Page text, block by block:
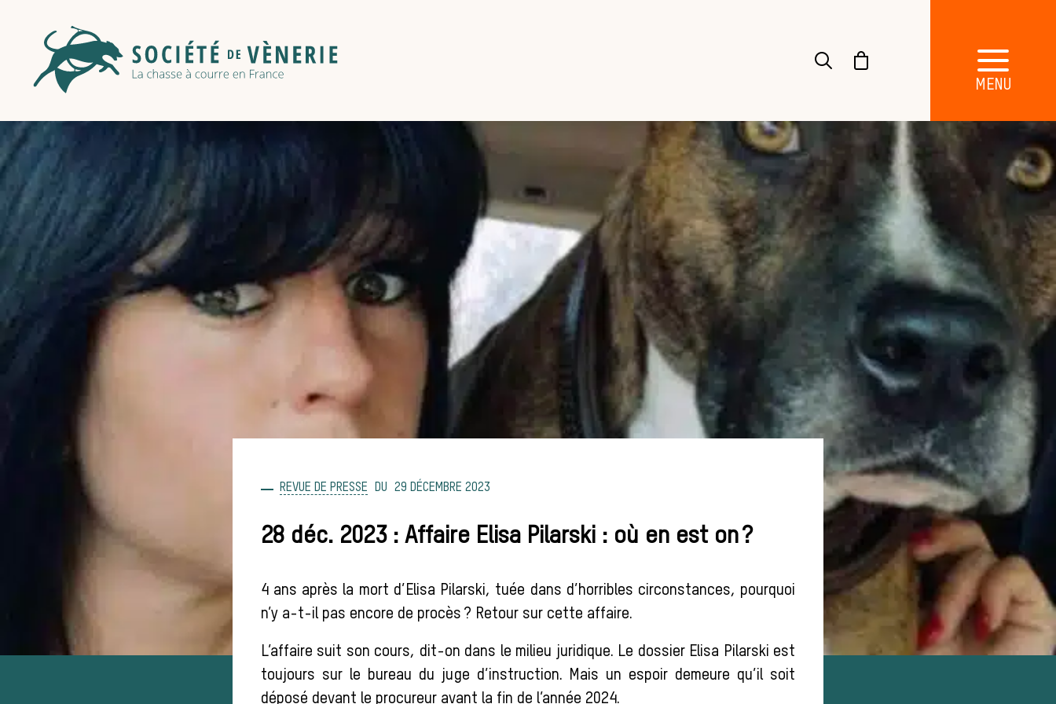
REVUE DE PRESSE 29 DÉCEMBRE 2023
28 déc. 2023 : Affaire Elisa Pilarski : où en est on ?
4 ans après la mort d’Elisa Pilarski, tuée dans d’horribles circonstances, pourquoi
n’y a-t-il pas encore de procès ? Retour sur cette affaire.
L’affaire suit son cours, dit-on dans le milieu juridique. Le dossier Elisa Pilarski est
toujours sur le bureau du juge d’instruction. Mais un espoir demeure qu’il soit
déposé devant le procureur avant la fin de l’année 2024.